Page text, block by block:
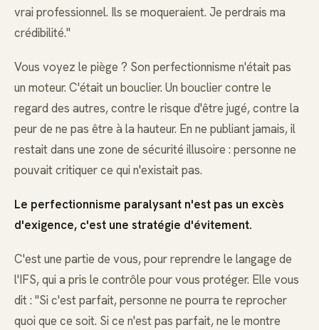
vrai professionnel. Ils se moqueraient. Je perdrais ma
crédibilité."
Vous voyez le piège ? Son perfectionnisme n'était pas
un moteur. C'était un bouclier. Un bouclier contre le
regard des autres, contre le risque d'être jugé, contre la
peur de ne pas être à la hauteur. En ne publiant jamais, il
restait dans une zone de sécurité illusoire : personne ne
pouvait critiquer ce qui n'existait pas.
Le perfectionnisme paralysant n'est pas un excès
d'exigence, c'est une stratégie d'évitement.
C'est une partie de vous, pour reprendre le langage de
l'IFS, qui a pris le contrôle pour vous protéger. Elle vous
dit : "Si c'est parfait, personne ne pourra te reprocher
quoi que ce soit. Si ce n'est pas parfait, ne le montre